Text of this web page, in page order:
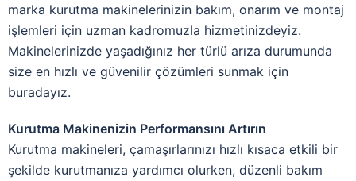
marka kurutma makinelerinizin bakım, onarım ve montaj
işlemleri için uzman kadromuzla hizmetinizdeyiz.
Makinelerinizde yaşadığınız her türlü arıza durumunda
size en hızlı ve güvenilir çözümleri sunmak için
buradayız.
Kurutma Makinenizin Performansını Artırın
Kurutma makineleri, çamaşırlarınızı hızlı kısaca etkili bir
şekilde kurutmanıza yardımcı olurken, düzenli bakım